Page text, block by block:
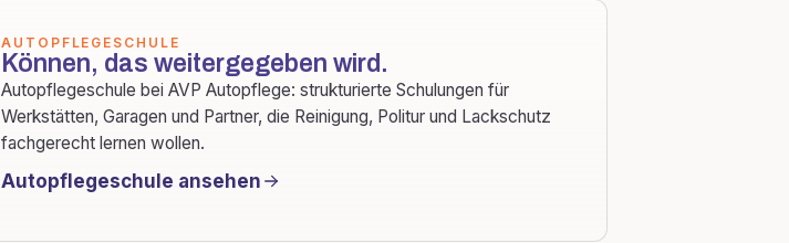
AUTOPFLEGESCHULE
Können, das weitergegeben wird.
Autopflegeschule bei AVP Autopflege: strukturierte Schulungen für
Werkstätten, Garagen und Partner, die Reinigung, Politur und Lackschutz
fachgerecht lernen wollen.
Autopflegeschule ansehen